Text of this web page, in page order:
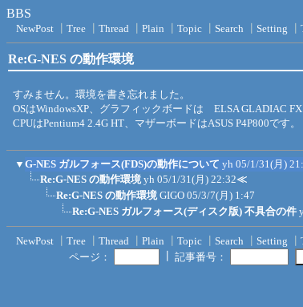
BBS
NewPost Tree Thread Plain Topic Search Setting
Re:G-NES の動作環境
すみません。環境を書き忘れました。
OSはWindowsXP、グラフィックボードは ELSA GLADIAC
CPUはPentium4 2.4G HT、マザーボードはASUS P4P800です。
▼ G-NES ガルフォース(FDS)の動作について yh 05/1/31(月)
Re:G-NES の動作環境 yh 05/1/31(月) 22:32≪
Re:G-NES の動作環境 GIGO 05/3/7(月) 1:47
Re:G-NES ガルフォース(ディスク版) 不具合の件
NewPost Tree Thread Plain Topic Search Setting
ページ：
記事番号：